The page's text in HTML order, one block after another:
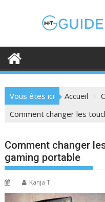
Vous êtes ici Accueil
Comment changer les
Comment changer
gaming portable
Kanja T.